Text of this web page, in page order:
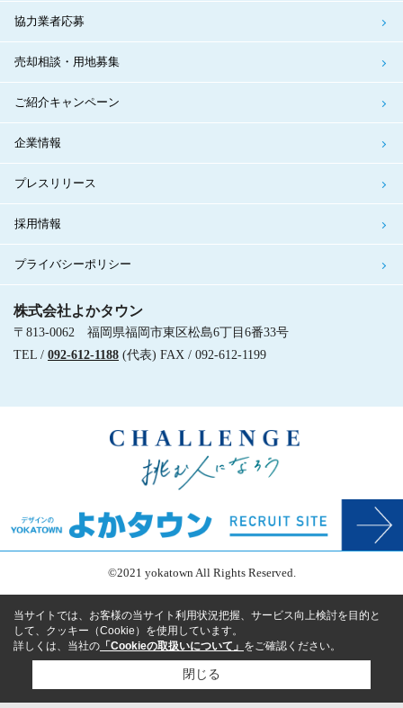
協力業者応募
売却相談・用地募集
ご紹介キャンペーン
企業情報
プレスリリース
採用情報
プライバシーポリシー
株式会社よかタウン
〒813-0062 福岡県福岡市東区松島6丁目6番33号
TEL / 092-612-1188 (代表) FAX / 092-612-1199
©2021 yokatown All Rights Reserved.
当サイトでは、お客様の当サイト利用状況把握、サービス向上検討を目的と
して、クッキー（Cookie）を使用しています。
詳しくは、当社の 「Cookieの取扱いについて」 をご確認ください。
閉じる